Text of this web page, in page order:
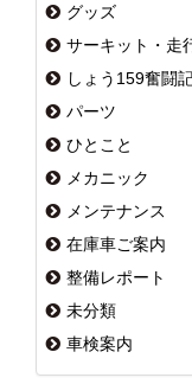
グッズ
サーキット・走
しょう159奮闘
パーツ
ひとこと
メカニック
メンテナンス
在庫車ご案内
整備レポート
未分類
車検案内